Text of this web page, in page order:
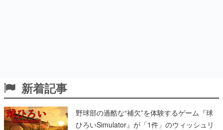
新着記事
野球部の過酷な“補欠”を体験するゲーム『球
ひろいSimulator』が「1件」のウィッシュリ